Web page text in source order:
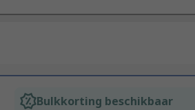
Bulkkorting beschikbaar